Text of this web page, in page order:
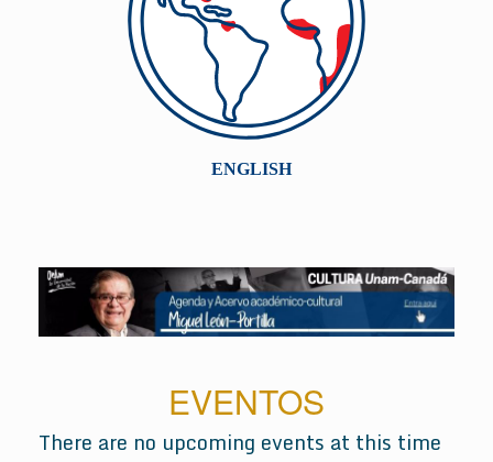
EVENTOS
There are no upcoming events at this time